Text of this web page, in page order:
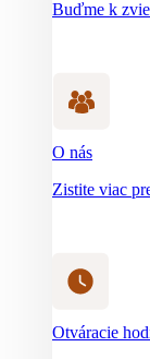
Buďme k
O nás
Zistite viac
Otváracie